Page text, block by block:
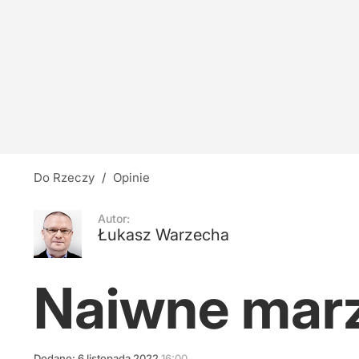
Do Rzeczy / Opinie
Autor:
Łukasz Warzecha
Naiwne